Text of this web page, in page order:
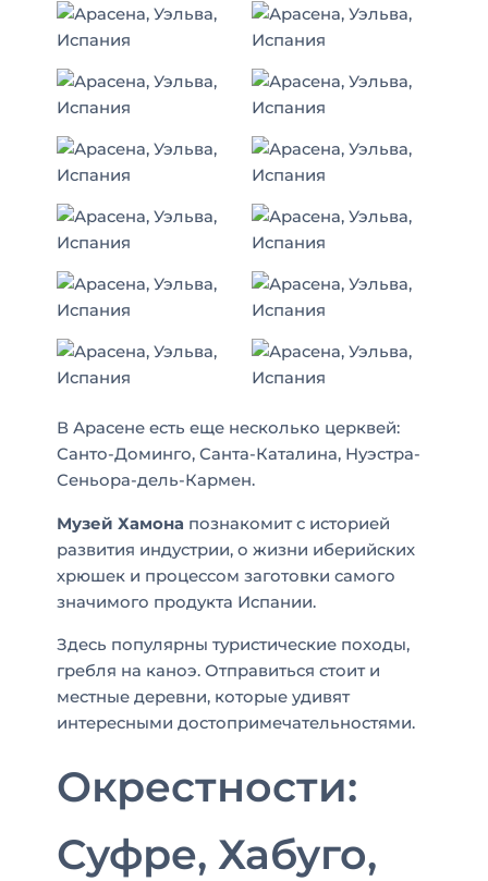
В Арасене есть еще несколько церквей:
Санто-Доминго, Санта-Каталина, Нуэстра-
Сеньора-дель-Кармен.
Музей Хамона познакомит с историей
развития индустрии, о жизни иберийских
хрюшек и процессом заготовки самого
значимого продукта Испании.
Здесь популярны туристические походы,
гребля на каноэ. Отправиться стоит и
местные деревни, которые удивят
интересными достопримечательностями.
Окрестности:
Суфре, Хабуго,